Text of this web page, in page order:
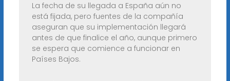
La fecha de su llegada a España aún no
está fijada, pero fuentes de la compañía
aseguran que su implementación llegará
antes de que finalice el año, aunque primero
se espera que comience a funcionar en
Países Bajos.